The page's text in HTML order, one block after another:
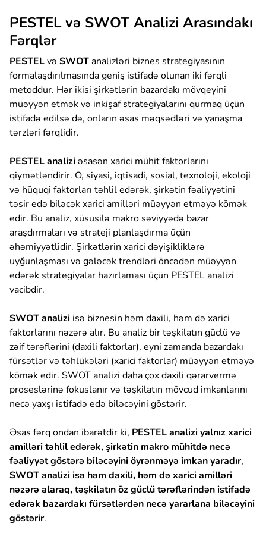
PESTEL və SWOT Analizi Arasındakı
Fərqlər
PESTELvə SWOTanalizləri biznes strategiyasının
formalaşdırılmasında geniş istifadə olunan iki fərqli
metoddur. Hər ikisi şirkətlərin bazardakı mövqeyini
müəyyən etmək və inkişaf strategiyalarını qurmaq üçün
istifadə edilsə də, onların əsas məqsədləri və yanaşma
tərzləri fərqlidir.
PESTEL analiziəsasən xarici mühit faktorlarını
qiymətləndirir. O, siyasi, iqtisadi, sosial, texnoloji, ekoloji
və hüquqi faktorları təhlil edərək, şirkətin fəaliyyətini
təsir edə biləcək xarici amilləri müəyyən etməyə kömək
edir. Bu analiz, xüsusilə makro səviyyədə bazar
araşdırmaları və strateji planlaşdırma üçün
əhəmiyyətlidir. Şirkətlərin xarici dəyişikliklərə
uyğunlaşması və gələcək trendləri öncədən müəyyən
edərək strategiyalar hazırlaması üçün PESTEL analizi
vacibdir.
SWOT analizi isə biznesin həm daxili, həm də xarici
faktorlarını nəzərə alır. Bu analiz bir təşkilatın güclü və
zəif tərəflərini (daxili faktorlar), eyni zamanda bazardakı
fürsətlər və təhlükələri (xarici faktorlar) müəyyən etməyə
kömək edir. SWOT analizi daha çox daxili qərarvermə
proseslərinə fokuslanır və təşkilatın mövcud imkanlarını
necə yaxşı istifadə edə biləcəyini göstərir.
Əsas fərq ondan ibarətdir ki, PESTEL analizi yalnız xarici
amilləri təhlil edərək, şirkətin makro mühitdə necə
fəaliyyət göstərə biləcəyini öyrənməyə imkan yaradır,
SWOT analizi isə həm daxili, həm də xarici amilləri
nəzərə alaraq, təşkilatın öz güclü tərəflərindən istifadə
edərək bazardakı fürsətlərdən necə yararlana biləcəyini
göstərir.